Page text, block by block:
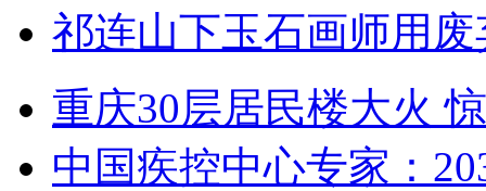
祁连山下玉石画师用
重庆30层居民楼大火
中国疾控中心专家：